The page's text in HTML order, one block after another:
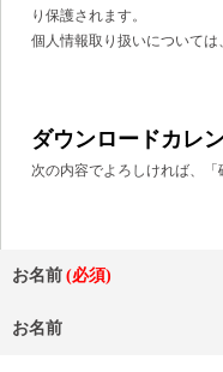
り保護されます。
個人情報取り扱いについては、
ダウンロードカレ
次の内容でよろしければ、「
お名前
お名前